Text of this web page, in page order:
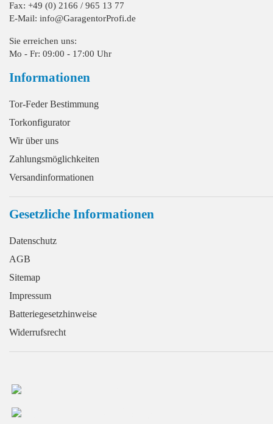
Fax: +49 (0) 2166 / 965 13 77
E-Mail: info@GaragentorProfi.de
Sie erreichen uns:
Mo - Fr: 09:00 - 17:00 Uhr
Informationen
Tor-Feder Bestimmung
Torkonfigurator
Wir über uns
Zahlungsmöglichkeiten
Versandinformationen
Gesetzliche Informationen
Datenschutz
AGB
Sitemap
Impressum
Batteriegesetzhinweise
Widerrufsrecht